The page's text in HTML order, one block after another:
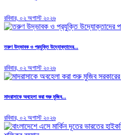
রবিবার, ০২ অগাস্ট ২০২৬
তরুণ উদ্ভাবক ও প্রযুক্তি উদ্যোক্তাদের...
রবিবার, ০২ অগাস্ট ২০২৬
মাদরাসাকে অবহেলা করা শুরু মুজিব...
রবিবার, ০২ অগাস্ট ২০২৬